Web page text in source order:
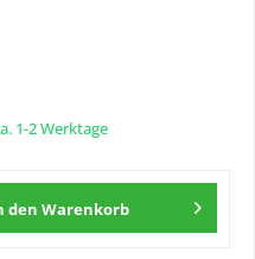
1-2 Werktage
den Warenkorb